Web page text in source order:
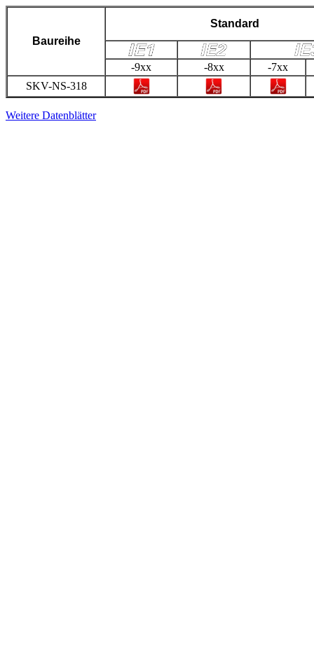
Baureihe
Standard
-9xx -8xx
-7xx
SKV-NS-318
Weitere Datenblätter